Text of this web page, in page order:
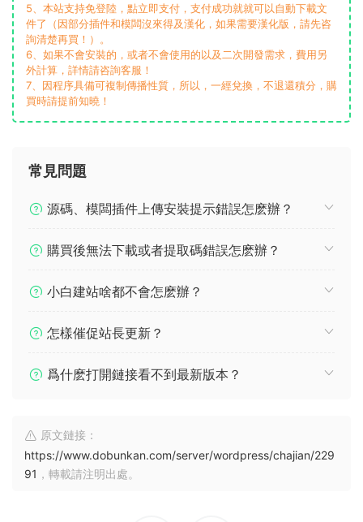
5、本站支持免登陸，點立即支付，支付成功就就可以自動下載文
件了（因部分插件和模闆沒來得及漢化，如果需要漢化版，請先咨
詢清楚再買！）。
6、如果不會安裝的，或者不會使用的以及二次開發需求，費用另
外計算，詳情請咨詢客服！
7、因程序具備可複制傳播性質，所以，一經兌換，不退還積分，購
買時請提前知曉！
常見問題
源碼、模闆插件上傳安裝提示錯誤怎麽辦？
購買後無法下載或者提取碼錯誤怎麽辦？
小白建站啥都不會怎麽辦？
怎樣催促站長更新？
爲什麽打開鏈接看不到最新版本？
原文鏈接：
https://www.dobunkan.com/server/wordpress/chajian/229
91 ，轉載請注明出處。